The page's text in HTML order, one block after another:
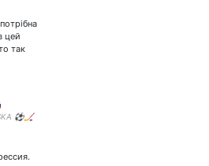
цей
так
⚽️🏒